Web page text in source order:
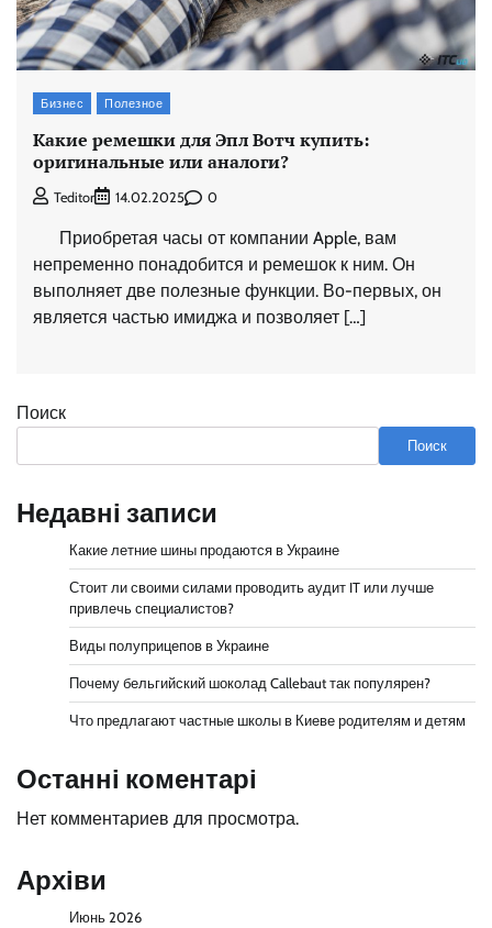
Бизнес Полезное
Какие ремешки для Эпл Вотч купить:
оригинальные или аналоги?
Teditor 14.02.2025 0
Приобретая часы от компании Apple, вам
непременно понадобится и ремешок к ним. Он
выполняет две полезные функции. Во-первых, он
является частью имиджа и позволяет […]
Поиск
Поиск
Недавні записи
Какие летние шины продаются в Украине
Стоит ли своими силами проводить аудит IT или лучше
привлечь специалистов?
Виды полуприцепов в Украине
Почему бельгийский шоколад Callebaut так популярен?
Что предлагают частные школы в Киеве родителям и детям
Останні коментарі
Нет комментариев для просмотра.
Архіви
Июнь 2026